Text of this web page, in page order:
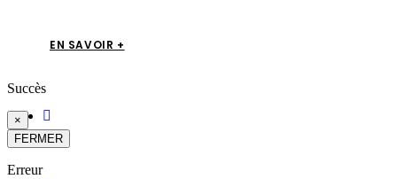
EN SAVOIR +
Succès
×
FERMER
Erreur